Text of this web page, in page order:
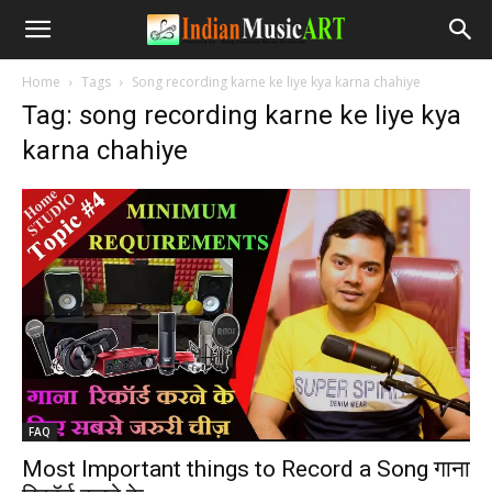
Home Tags Song recording karne ke liye kya karna chahiye
Tag: song recording karne ke liye kya
karna chahiye
FAQ
Most Important things to Record a Song गाना